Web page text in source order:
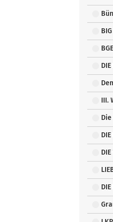
BIG
BGE
DIE
III.
DIE
DIE
DIE